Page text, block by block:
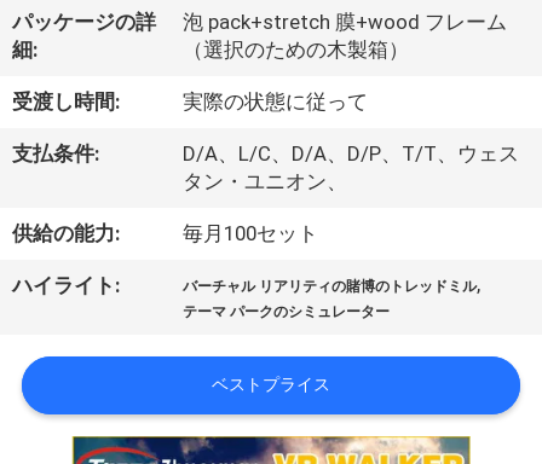
た
ち
に
関
し
工
パッケージの詳
細:
泡 pack+stretch 膜+wood フレーム
（選択のための木製箱）
受渡し時間: 実際の状態に従って
支払条件:
D/A、L/C、D/A、D/P、T/T、ウェス
タン・ユニオン、
供給の能力: 毎月100セット
ハイライト: バーチャル リアリティの賭博のトレッドミル,
テーマ パークのシミュレーター
ベストプライス